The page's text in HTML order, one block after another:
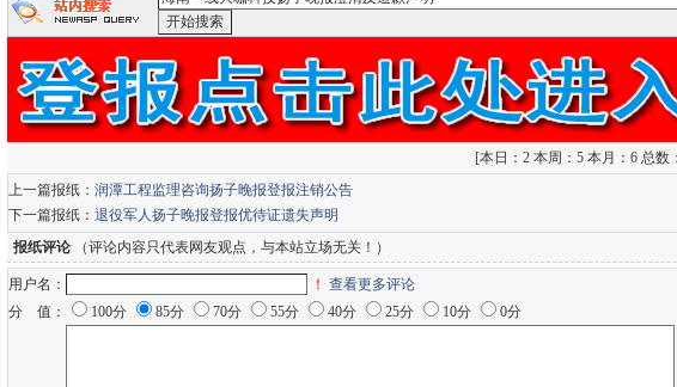
[本日：2 本周：5 本月：6 总数
上一篇报纸： 润潭工程监理咨询扬子晚报登报注销公告
下一篇报纸： 退役军人扬子晚报登报优待证遗失声明
报纸评论 （评论内容只代表网友观点，与本站立场无关！）
用户名： ！ 查看更多评论
分 值：
100分 85分 70分 55分 40分 25分 10分 0分